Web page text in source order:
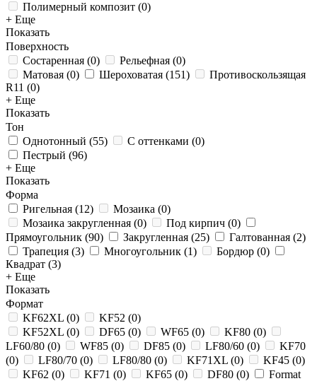
Полимерный композит (0)
+ Еще
Показать
Поверхность
Состаренная (0) Рельефная (0)
Матовая (0) Шероховатая (151)
Противоскользящая
R11 (0)
+ Еще
Показать
Тон
Однотонный (55) С оттенками (0)
Пестрый (96)
+ Еще
Показать
Форма
Ригельная (12) Мозаика (0)
Мозаика закругленная (0) Под кирпич (0)
Прямоугольник (90) Закругленная (25) Галтованная (2)
Трапеция (3) Многоугольник (1) Бордюр (0)
Квадрат (3)
+ Еще
Показать
Формат
KF62XL (0) KF52 (0)
KF52XL (0) DF65 (0) WF65 (0) KF80 (0)
LF60/80 (0) WF85 (0) DF85 (0) LF80/60 (0)
KF70
(0) LF80/70 (0) LF80/80 (0) KF71XL (0) KF45 (0)
KF62 (0) KF71 (0) KF65 (0) DF80 (0)
Format